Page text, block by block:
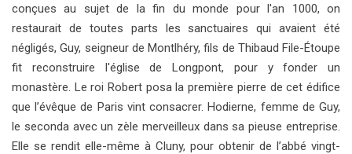
conçues au sujet de la fin du monde pour l'an 1000, on
restaurait de toutes parts les sanctuaires qui avaient été
négligés, Guy, seigneur de Montlhéry, fils de Thibaud File-Étoupe
fit reconstruire l'église de Longpont, pour y fonder un
monastère. Le roi Robert posa la première pierre de cet édifice
que l’évêque de Paris vint consacrer. Hodierne, femme de Guy,
le seconda avec un zèle merveilleux dans sa pieuse entreprise.
Elle se rendit elle-même à Cluny, pour obtenir de l’abbé vingt-